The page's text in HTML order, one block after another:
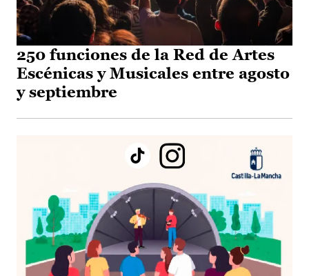
250 funciones de la Red de Artes
Escénicas y Musicales entre agosto
y septiembre